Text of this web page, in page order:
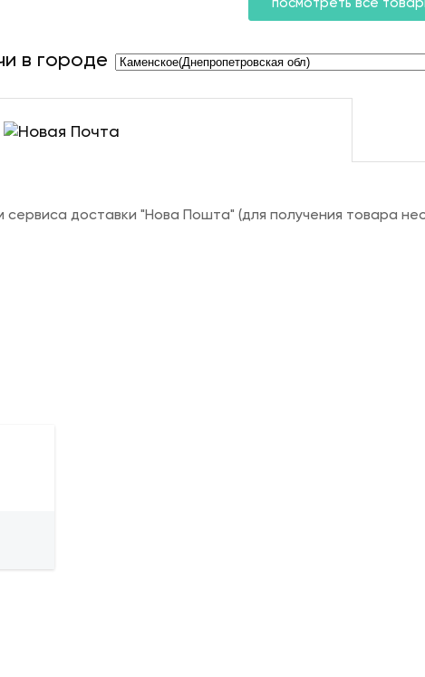
в городе
доставки "Нова Пошта" (для получения товара